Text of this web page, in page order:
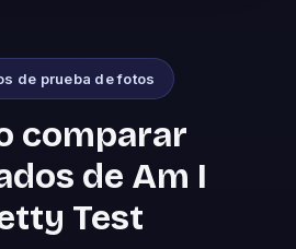
de prueba de fotos
comparar
de Am I
Test